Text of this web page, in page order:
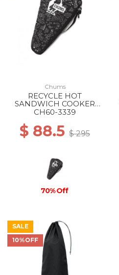
Chums
RECYCLE HOT
SANDWICH COOKER
CASE Z222 ONCE UPON
CH60-3339
$ 88.5 $ 295
70% Off
SALE
10%OFF